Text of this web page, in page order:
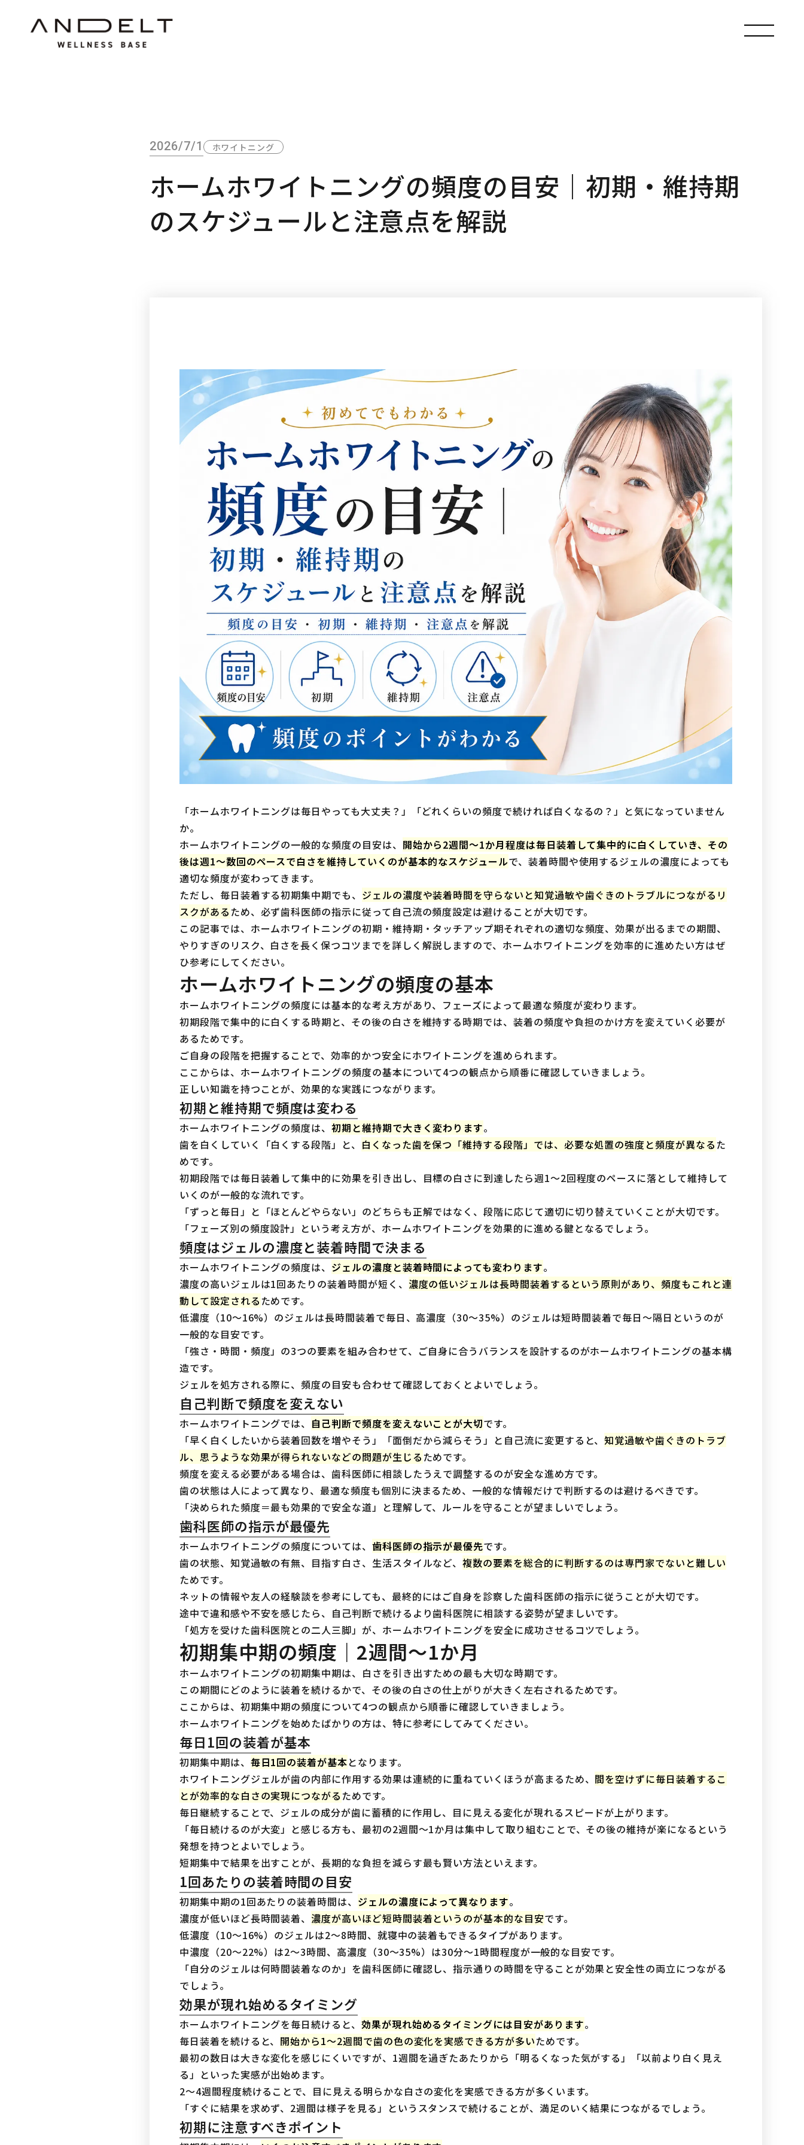
2026/7/1 ホワイトニング
ホームホワイトニングの頻度の目安｜初期・維持期
のスケジュールと注意点を解説
「ホームホワイトニングは毎日やっても大丈夫？」「どれくらいの頻度で続ければ白くなるの？」と気になっていません
か。
ホームホワイトニングの一般的な頻度の目安は、 開始から2週間〜1か月程度は毎日装着して集中的に白くしていき、その
後は週1〜数回のペースで白さを維持していくのが基本的なスケジュールで、装着時間や使用するジェルの濃度によっても
適切な頻度が変わってきます。
ただし、毎日装着する初期集中期でも、 ジェルの濃度や装着時間を守らないと知覚過敏や歯ぐきのトラブルにつながるリ
スクがあるため、必ず歯科医師の指示に従って自己流の頻度設定は避けることが大切です。
この記事では、ホームホワイトニングの初期・維持期・タッチアップ期それぞれの適切な頻度、効果が出るまでの期間、
やりすぎのリスク、白さを長く保つコツまでを詳しく解説しますので、ホームホワイトニングを効率的に進めたい方はぜ
ひ参考にしてください。
ホームホワイトニングの頻度の基本
ホームホワイトニングの頻度には基本的な考え方があり、フェーズによって最適な頻度が変わります。
初期段階で集中的に白くする時期と、その後の白さを維持する時期では、装着の頻度や負担のかけ方を変えていく必要が
あるためです。
ご自身の段階を把握することで、効率的かつ安全にホワイトニングを進められます。
ここからは、ホームホワイトニングの頻度の基本について4つの観点から順番に確認していきましょう。
正しい知識を持つことが、効果的な実践につながります。
初期と維持期で頻度は変わる
ホームホワイトニングの頻度は、初期と維持期で大きく変わります。
歯を白くしていく「白くする段階」と、 白くなった歯を保つ「維持する段階」では、必要な処置の強度と頻度が異なるた
めです。
初期段階では毎日装着して集中的に効果を引き出し、目標の白さに到達したら週1〜2回程度のペースに落として維持して
いくのが一般的な流れです。
「ずっと毎日」と「ほとんどやらない」のどちらも正解ではなく、段階に応じて適切に切り替えていくことが大切です。
「フェーズ別の頻度設計」という考え方が、ホームホワイトニングを効果的に進める鍵となるでしょう。
頻度はジェルの濃度と装着時間で決まる
ホームホワイトニングの頻度は、 ジェルの濃度と装着時間によっても変わります。
濃度の高いジェルは1回あたりの装着時間が短く、 濃度の低いジェルは長時間装着するという原則があり、頻度もこれと連
動して設定されるためです。
低濃度（10〜16%）のジェルは長時間装着で毎日、高濃度（30〜35%）のジェルは短時間装着で毎日〜隔日というのが
一般的な目安です。
「強さ・時間・頻度」の3つの要素を組み合わせて、ご自身に合うバランスを設計するのがホームホワイトニングの基本構
造です。
ジェルを処方される際に、頻度の目安も合わせて確認しておくとよいでしょう。
自己判断で頻度を変えない
ホームホワイトニングでは、 自己判断で頻度を変えないことが大切です。
「早く白くしたいから装着回数を増やそう」「面倒だから減らそう」と自己流に変更すると、知覚過敏や歯ぐきのトラブ
ル、思うような効果が得られないなどの問題が生じるためです。
頻度を変える必要がある場合は、歯科医師に相談したうえで調整するのが安全な進め方です。
歯の状態は人によって異なり、最適な頻度も個別に決まるため、一般的な情報だけで判断するのは避けるべきです。
「決められた頻度＝最も効果的で安全な道」と理解して、ルールを守ることが望ましいでしょう。
歯科医師の指示が最優先
ホームホワイトニングの頻度については、 歯科医師の指示が最優先です。
歯の状態、知覚過敏の有無、目指す白さ、生活スタイルなど、複数の要素を総合的に判断するのは専門家でないと難しい
ためです。
ネットの情報や友人の経験談を参考にしても、最終的にはご自身を診察した歯科医師の指示に従うことが大切です。
途中で違和感や不安を感じたら、自己判断で続けるより歯科医院に相談する姿勢が望ましいです。
「処方を受けた歯科医院との二人三脚」が、ホームホワイトニングを安全に成功させるコツでしょう。
初期集中期の頻度｜2週間〜1か月
ホームホワイトニングの初期集中期は、白さを引き出すための最も大切な時期です。
この期間にどのように装着を続けるかで、その後の白さの仕上がりが大きく左右されるためです。
ここからは、初期集中期の頻度について4つの観点から順番に確認していきましょう。
ホームホワイトニングを始めたばかりの方は、特に参考にしてみてください。
毎日1回の装着が基本
初期集中期は、 毎日1回の装着が基本となります。
ホワイトニングジェルが歯の内部に作用する効果は連続的に重ねていくほうが高まるため、 間を空けずに毎日装着するこ
とが効率的な白さの実現につながるためです。
毎日継続することで、ジェルの成分が歯に蓄積的に作用し、目に見える変化が現れるスピードが上がります。
「毎日続けるのが大変」と感じる方も、最初の2週間〜1か月は集中して取り組むことで、その後の維持が楽になるという
発想を持つとよいでしょう。
短期集中で結果を出すことが、長期的な負担を減らす最も賢い方法といえます。
1回あたりの装着時間の目安
初期集中期の1回あたりの装着時間は、 ジェルの濃度によって異なります。
濃度が低いほど長時間装着、 濃度が高いほど短時間装着というのが基本的な目安です。
低濃度（10〜16%）のジェルは2〜8時間、就寝中の装着もできるタイプがあります。
中濃度（20〜22%）は2〜3時間、高濃度（30〜35%）は30分〜1時間程度が一般的な目安です。
「自分のジェルは何時間装着なのか」を歯科医師に確認し、指示通りの時間を守ることが効果と安全性の両立につながる
でしょう。
効果が現れ始めるタイミング
ホームホワイトニングを毎日続けると、 効果が現れ始めるタイミングには目安があります。
毎日装着を続けると、 開始から1〜2週間で歯の色の変化を実感できる方が多いためです。
最初の数日は大きな変化を感じにくいですが、1週間を過ぎたあたりから「明るくなった気がする」「以前より白く見え
る」といった実感が出始めます。
2〜4週間程度続けることで、目に見える明らかな白さの変化を実感できる方が多くいます。
「すぐに結果を求めず、2週間は様子を見る」というスタンスで続けることが、満足のいく結果につながるでしょう。
初期に注意すべきポイント